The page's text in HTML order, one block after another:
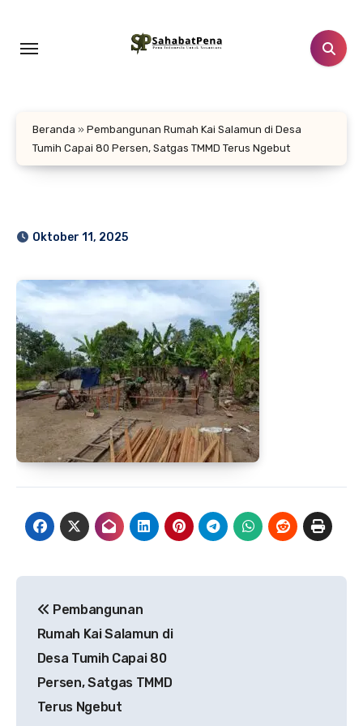
konten
Beranda » Pembangunan Rumah Kai Salamun di Desa
Tumih Capai 80 Persen, Satgas TMMD Terus Ngebut
Oktober 11, 2025
pos
Pembangunan
Rumah Kai Salamun di
Desa Tumih Capai 80
Persen, Satgas TMMD
Terus Ngebut